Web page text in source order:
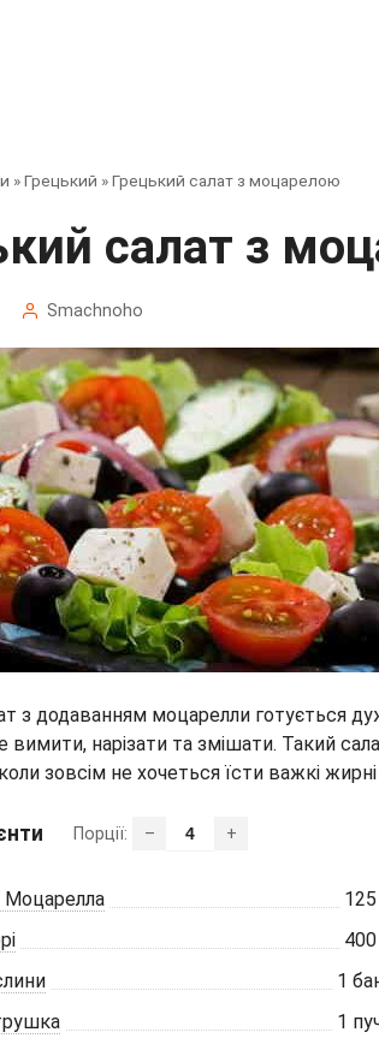
»Грецький »Грецький салат з моцарелою
салат з
Smachnoho
з додаванням моцарелли готується
вимити, нарізати та змішати. Такий
зовсім не хочеться їсти важкі
Порції: – +
Моцарелла 125
400
1
1